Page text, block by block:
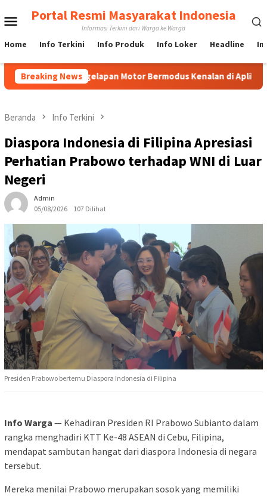
ke
Menu
Mobile
Portal Resmi Masyarakat Indonesia
Informasi Terkini dari Warga ke Warga
Home Info Terkini Info Produk Info Loker Headline
Breaking News
Penggelapan Motor Bermodus Kenalan di Aplikasi Kencan,
Beranda Info Terkini
Diaspora Indonesia di Filipina Apresiasi
Perhatian Prabowo terhadap WNI di Luar
Negeri
Admin
05/08/2026
107 Dilihat
Presiden Prabowo bertemu Diaspora Indonesia di Filipina
Info Warga — Kehadiran Presiden RI Prabowo Subianto dalam
rangka menghadiri KTT Ke-48 ASEAN di Cebu, Filipina,
mendapat sambutan hangat dari diaspora Indonesia di negara
tersebut.
Mereka menilai Prabowo merupakan sosok yang memiliki